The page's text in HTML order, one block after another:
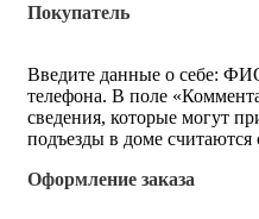
Покупатель
Введите данные о себе:
телефона. В поле
сведения, которые могут
подъезды в доме считаются
Оформление заказа